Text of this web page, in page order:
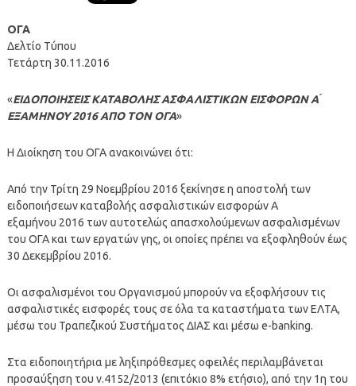
ΟΓΑ
Δελτίο Τύπου
Τετάρτη 30.11.2016
«ΕΙΔΟΠΟΙΗΣΕΙΣ ΚΑΤΑΒΟΛΗΣ ΑΣΦΑΛΙΣΤΙΚΩΝ ΕΙΣΦΟΡΩΝ Α ́
ΕΞΑΜΗΝΟΥ 2016 ΑΠΟ ΤΟΝ ΟΓΑ»
Η Διοίκηση του ΟΓΑ ανακοινώνει ότι:
Από την Τρίτη 29 Νοεμβρίου 2016 ξεκίνησε η αποστολή των
ειδοποιήσεων καταβολής ασφαλιστικών εισφορών Α
εξαμήνου 2016 των αυτοτελώς απασχολούμενων ασφαλισμένων
του ΟΓΑ και των εργατών γης, οι οποίες πρέπει να εξοφληθούν έως
30 Δεκεμβρίου 2016.
Οι ασφαλισμένοι του Οργανισμού μπορούν να εξοφλήσουν τις
ασφαλιστικές εισφορές τους σε όλα τα καταστήματα των ΕΛΤΑ,
μέσω του Τραπεζικού Συστήματος ΔΙΑΣ και μέσω e-banking.
Στα ειδοποιητήρια με ληξιπρόθεσμες οφειλές περιλαμβάνεται
προσαύξηση του ν.4152/2013 (επιτόκιο 8% ετήσιο), από την 1η του